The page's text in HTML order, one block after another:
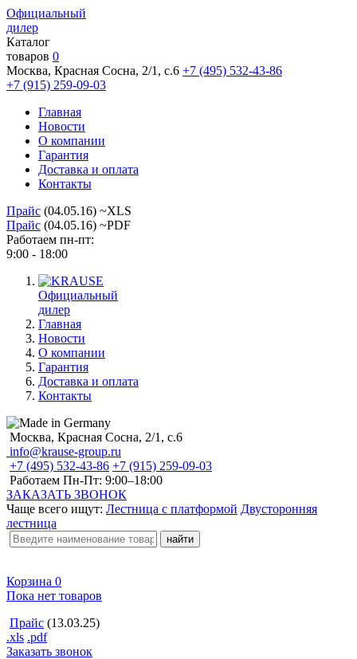
Официальный
дилер
Каталог
товаров 0
Москва, Красная Сосна, 2/1, с.6 +7 (495) 532-43-86
+7 (915) 259-09-03
Главная
Новости
О компании
Гарантия
Доставка и оплата
Контакты
Прайс (04.05.16) ~XLS
Прайс (04.05.16) ~PDF
Работаем пн-пт:
9:00 - 18:00
Официальный
дилер
Главная
Новости
О компании
Гарантия
Доставка и оплата
Контакты
Москва, Красная Сосна, 2/1, с.6
info@krause-group.ru
+7 (495) 532-43-86 +7 (915) 259-09-03
Работаем Пн-Пт: 9:00–18:00
ЗАКАЗАТЬ ЗВОНОК
Чаще всего ищут: Лестница с платформой Двусторонняя
лестница
Корзина 0
Пока нет товаров
Прайс (13.03.25)
.xls .pdf
Заказать звонок